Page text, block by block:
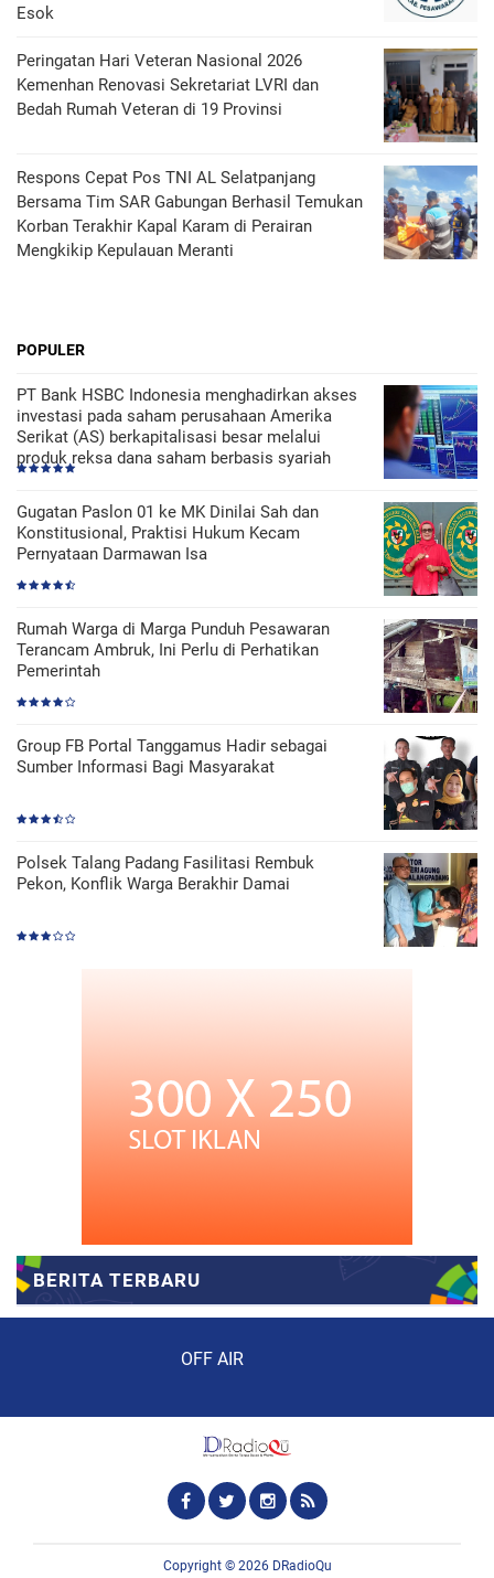
Esok
Peringatan Hari Veteran Nasional 2026
Kemenhan Renovasi Sekretariat LVRI dan
Bedah Rumah Veteran di 19 Provinsi
Respons Cepat Pos TNI AL Selatpanjang
Bersama Tim SAR Gabungan Berhasil Temukan
Korban Terakhir Kapal Karam di Perairan
Mengkikip Kepulauan Meranti
POPULER
PT Bank HSBC Indonesia menghadirkan akses
investasi pada saham perusahaan Amerika
Serikat (AS) berkapitalisasi besar melalui
produk reksa dana saham berbasis syariah
Gugatan Paslon 01 ke MK Dinilai Sah dan
Konstitusional, Praktisi Hukum Kecam
Pernyataan Darmawan Isa
Rumah Warga di Marga Punduh Pesawaran
Terancam Ambruk, Ini Perlu di Perhatikan
Pemerintah
Group FB Portal Tanggamus Hadir sebagai
Sumber Informasi Bagi Masyarakat
Polsek Talang Padang Fasilitasi Rembuk
Pekon, Konflik Warga Berakhir Damai
OFF AIR
Copyright © 2026 DRadioQu